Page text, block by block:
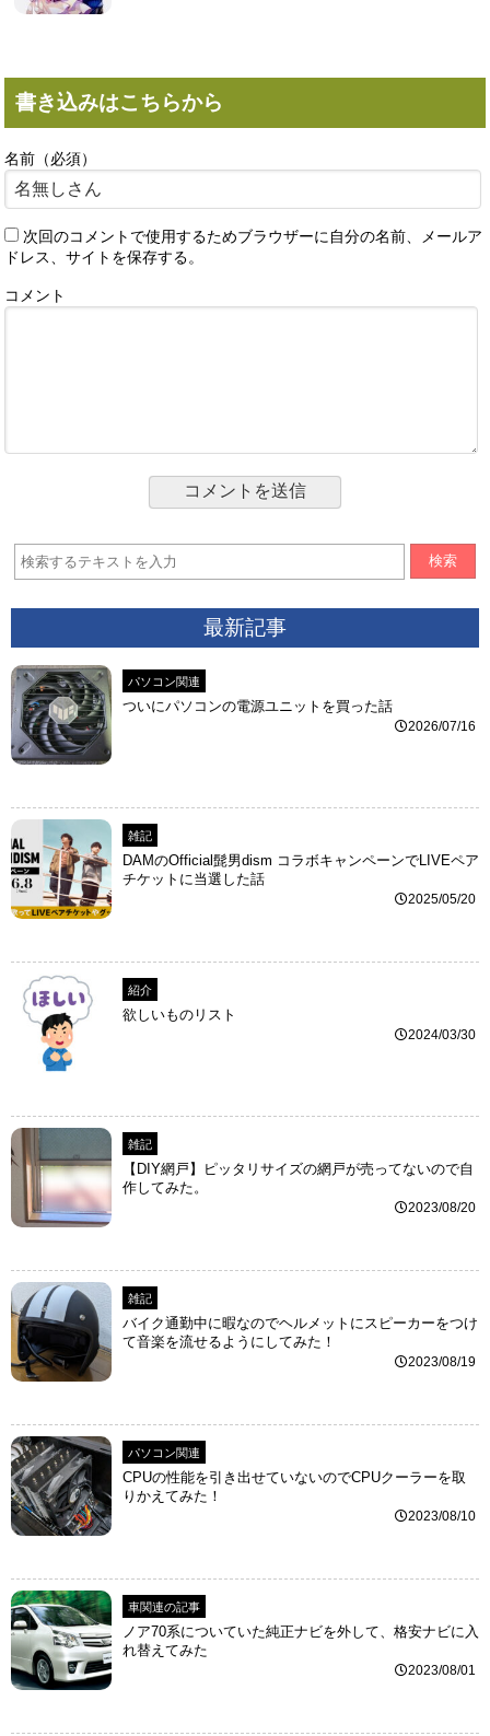
書き込みはこちらから
名前（必須）
次回のコメントで使用するためブラウザーに自分の名前、メールア
ドレス、サイトを保存する。
コメント
検索
最新記事
パソコン関連
ついにパソコンの電源ユニットを買った話
2026/07/16
雑記
DAMのOfficial髭男dism コラボキャンペーンでLIVEペア
チケットに当選した話
2025/05/20
紹介
欲しいものリスト
2024/03/30
雑記
【DIY網戸】ピッタリサイズの網戸が売ってないので自
作してみた。
2023/08/20
雑記
バイク通勤中に暇なのでヘルメットにスピーカーをつけ
て音楽を流せるようにしてみた！
2023/08/19
パソコン関連
CPUの性能を引き出せていないのでCPUクーラーを取
りかえてみた！
2023/08/10
車関連の記事
ノア70系についていた純正ナビを外して、格安ナビに入
れ替えてみた
2023/08/01